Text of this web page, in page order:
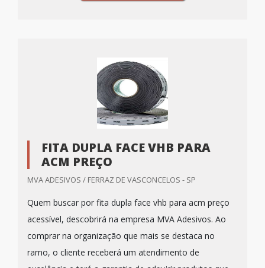
FITA DUPLA FACE VHB PARA
ACM PREÇO
MVA ADESIVOS / FERRAZ DE VASCONCELOS - SP
Quem buscar por fita dupla face vhb para acm preço
acessível, descobrirá na empresa MVA Adesivos. Ao
comprar na organização que mais se destaca no
ramo, o cliente receberá um atendimento de